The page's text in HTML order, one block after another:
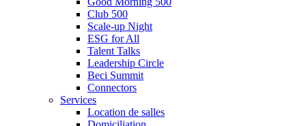
Club 500
Scale-up Night
ESG for All
Talent Talks
Leadership Circle
Beci Summit
Connectors
Services
Location de salles